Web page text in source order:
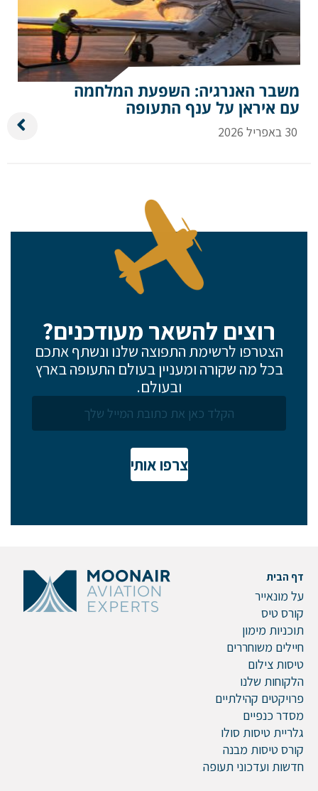
משבר האנרגיה: השפעת המלחמה
עם איראן על ענף התעופה
30 באפריל 2026
רוצים להשאר מעודכנים?
הצטרפו לרשימת התפוצה שלנו ונשתף אתכם
בכל מה שקורה ומעניין בעולם התעופה בארץ
ובעולם.
צרפו אותי
דף הבית
על מונאייר
קורס טיס
תוכניות מימון
חיילים משוחררים
טיסות צילום
הלקוחות שלנו
פרויקטים קהילתיים
מסדר כנפיים
גלריית טיסות סולו
קורס טיסות מבנה
חדשות ועדכוני תעופה